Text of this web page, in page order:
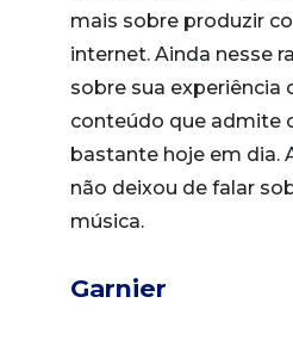
mais sobre produzir
internet. Ainda nesse
sobre sua experiência
conteúdo que admite
bastante hoje em dia.
não deixou de falar
música.
Garnier